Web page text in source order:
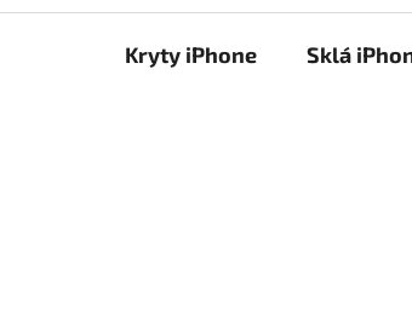
Kryty iPhone Sklá